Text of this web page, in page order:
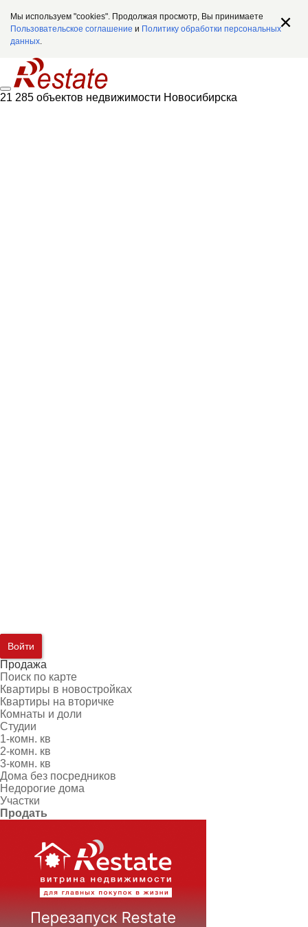
Мы используем "cookies". Продолжая просмотр, Вы принимаете
Пользовательское соглашение и Политику обработки персональных
данных.
21 285 объектов недвижимости Новосибирска
Войти
Продажа
Поиск по карте
Квартиры в новостройках
Квартиры на вторичке
Комнаты и доли
Студии
1-комн. кв
2-комн. кв
3-комн. кв
Дома без посредников
Недорогие дома
Участки
Продать